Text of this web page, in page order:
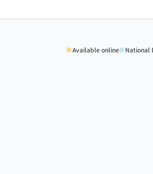
Available online National